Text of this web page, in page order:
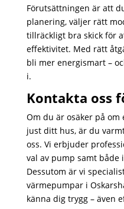
Förutsättningen är att
planering, väljer rätt
tillräckligt bra skick för
effektivitet. Med rätt
bli mer energismart –
i.
Kontakta oss
Om du är osäker på
just ditt hus, är du
oss. Vi erbjuder
val av pump samt både
Dessutom är vi
värmepumpar i
känna dig trygg – även